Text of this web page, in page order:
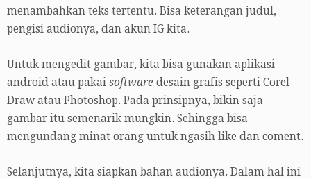
menambahkan teks tertentu. Bisa keterangan judul,
pengisi audionya, dan akun IG kita.
Untuk mengedit gambar, kita bisa gunakan aplikasi
android atau pakai software desain grafis seperti Corel
Draw atau Photoshop. Pada prinsipnya, bikin saja
gambar itu semenarik mungkin. Sehingga bisa
mengundang minat orang untuk ngasih like dan coment.
Selanjutnya, kita siapkan bahan audionya. Dalam hal ini